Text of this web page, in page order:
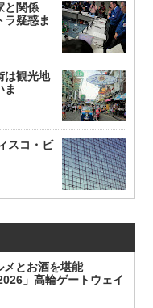
と関係
疑惑ま
は観光地
ま
スコ・ビ
メとお酒を堪能
」高輪ゲートウェイ